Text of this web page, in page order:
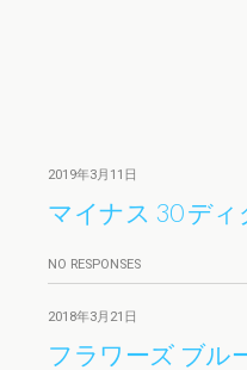
2019年3月11日
マイナス 30 デ
NO RESPONSES
2018年3月21日
フラワーズ ブル